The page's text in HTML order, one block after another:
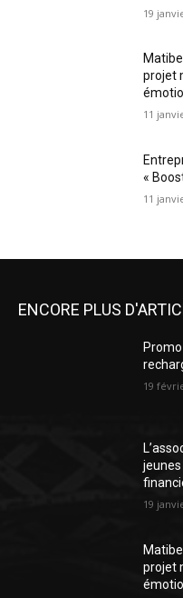
19
projet
11
«
11
ENCORE PLUS
19
19
projet